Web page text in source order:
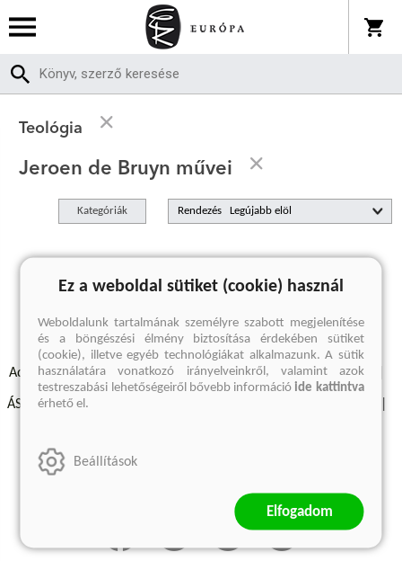
Teológia
Jeroen de Bruyn művei
Kategóriák Rendezés
A keresett kifejezésre nincs találat
Adatvédelmi szabályzatok Elállási felmondási nyilatkozat
ÁSZF - Vásárlási feltételek
Szállítási információk
Ez a weboldal sütiket (cookie) használ
Weboldalunk tartalmának személyre szabott megjelenítése
és a böngészési élmény biztosítása érdekében sütiket
(cookie), illetve egyéb technológiákat alkalmazunk. A sütik
használatára vonatkozó irányelveinkről, valamint azok
testreszabási lehetőségeiről bővebb információide kattintva
érhető el.
Beállítások
Elfogadom